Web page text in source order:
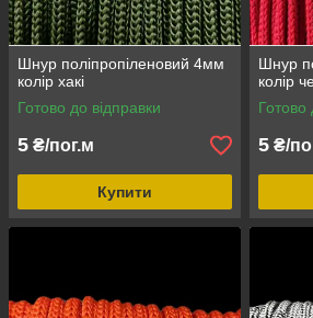
Шнур поліпропіленовий 4мм
колір хакі
Готово до відправки
5 ₴/пог.м
Купити
Шнур
колір
Готово
5 ₴/